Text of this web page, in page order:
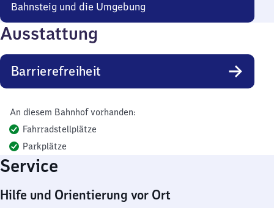
Bahnsteig und die Umgebung
Ausstattung
Barrierefreiheit
An diesem Bahnhof vorhanden:
Fahrradstellplätze
Parkplätze
Service
Hilfe und Orientierung vor Ort